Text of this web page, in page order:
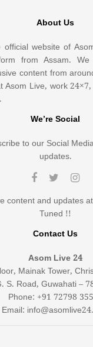
About Us
official website of
from Assam.
content from
Asom Live, work 24×7,
.
We’re Social
to our Social
updates.
content and updates
Tuned !!
Contact Us
Asom Live 24
Mainak Tower,
S. Road, Guwahati –
Phone: +91 72798
Email: